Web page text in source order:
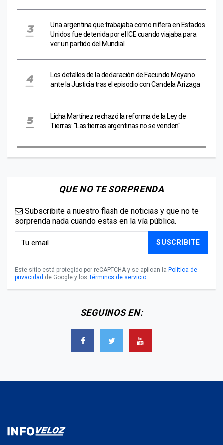
Una argentina que trabajaba como niñera en Estados
Unidos fue detenida por el ICE cuando viajaba para
ver un partido del Mundial
Los detalles de la declaración de Facundo Moyano
ante la Justicia tras el episodio con Candela Arizaga
Licha Martínez rechazó la reforma de la Ley de
Tierras: "Las tierras argentinas no se venden"
QUE NO TE SORPRENDA
Subscribite a nuestro flash de noticias y que no te
sorprenda nada cuando estas en la vía pública.
SUSCRIBITE
Este sitio está protegido por reCAPTCHA y se aplican la Política de
privacidad de Google y los Términos de servicio.
SEGUINOS EN: